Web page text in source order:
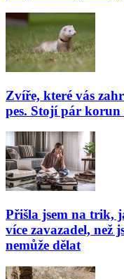
Zvíře, které vás
pes. Stojí pár korun
Přišla jsem na trik,
více zavazadel, než
nemůže dělat